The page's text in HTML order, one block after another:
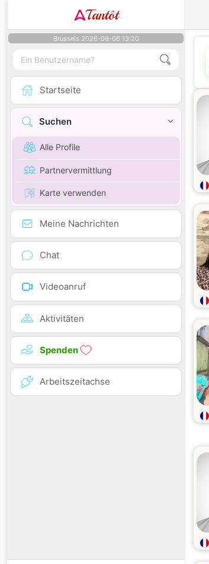
Tantôt
Brussels 2026-08-06 13:20
Startseite
Suchen
Alle Profile
Partnervermittlung
Karte verwenden
Meine Nachrichten
Chat
Videoanruf
Aktivitäten
Spenden
Arbeitszeitachse